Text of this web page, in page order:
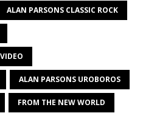
ALAN PARSONS CLASSIC ROCK
ALAN PARSONS UROBOROS
FROM THE NEW WORLD